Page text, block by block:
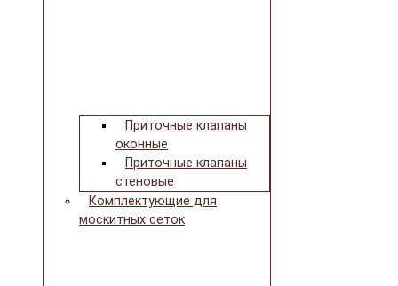
Приточные клапаны
оконные
Приточные клапаны
стеновые
Комплектующие для
москитных сеток